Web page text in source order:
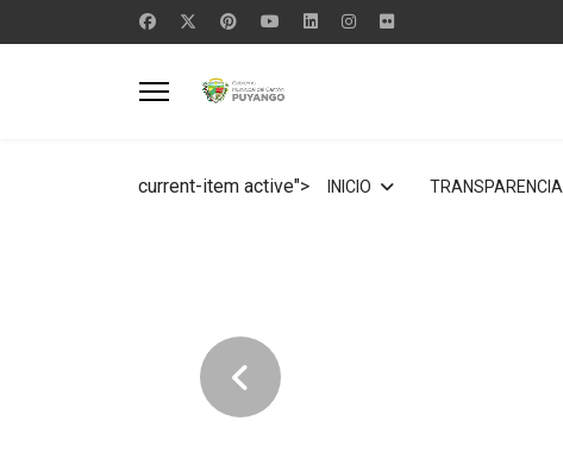
current-item active"> INICIO TRANSPARENCIA